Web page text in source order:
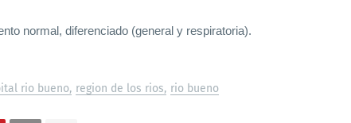
normal, diferenciado (general y respiratoria).
rio bueno region de los rios rio bueno